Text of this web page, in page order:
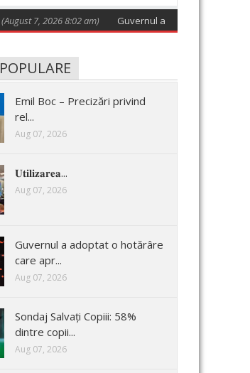
2026 8:02 am) Guvernul a adoptat o hotărâre care
POPULARE
Emil Boc – Precizări privind
rel...
Aug 07, 2026
𝐔𝐭𝐢𝐥𝐢𝐳𝐚𝐫𝐞𝐚...
Aug 07, 2026
Guvernul a adoptat o hotărâre
care apr...
Aug 07, 2026
Sondaj Salvați Copiii: 58%
dintre copii...
Aug 07, 2026